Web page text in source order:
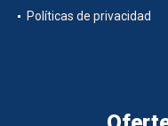
Políticas de privacidad